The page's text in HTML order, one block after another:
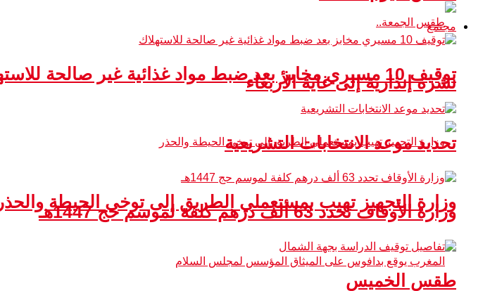
نشرة إنذارية إلى غاية الأربعاء
وزارة التجهيز تهيب بمستعملي الطريق إلى توخي الحيطة والحذر
مجتمع
توقيف 10 مسيري مخابز بعد ضبط مواد غذائية غير صالحة للاستهلاك
تحديد موعد الانتخابات التشريعية
وزارة الأوقاف تحدد 63 ألف درهم كلفة لموسم حج 1447هـ
طقس الخميس